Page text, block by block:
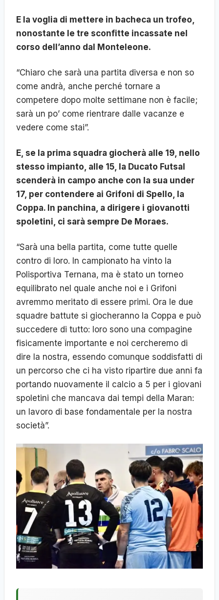
E la voglia di mettere in bacheca un trofeo,
nonostante le tre sconfitte incassate nel
corso dell’anno dal Monteleone.
“Chiaro che sarà una partita diversa e non so
come andrà, anche perché tornare a
competere dopo molte settimane non è facile;
sarà un po’ come rientrare dalle vacanze e
vedere come stai”.
E, se la prima squadra giocherà alle 19, nello
stesso impianto, alle 15, la Ducato Futsal
scenderà in campo anche con la sua under
17, per contendere ai Grifoni di Spello, la
Coppa. In panchina, a dirigere i giovanotti
spoletini, ci sarà sempre De Moraes.
“Sarà una bella partita, come tutte quelle
contro di loro. In campionato ha vinto la
Polisportiva Ternana, ma è stato un torneo
equilibrato nel quale anche noi e i Grifoni
avremmo meritato di essere primi. Ora le due
squadre battute si giocheranno la Coppa e può
succedere di tutto: loro sono una compagine
fisicamente importante e noi cercheremo di
dire la nostra, essendo comunque soddisfatti di
un percorso che ci ha visto ripartire due anni fa
portando nuovamente il calcio a 5 per i giovani
spoletini che mancava dai tempi della Maran:
un lavoro di base fondamentale per la nostra
società”.